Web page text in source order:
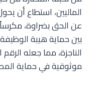
الماليين، استطاع أن
عن الحق بضراوة،
بين حماية هيبة
الناجزة، مما جعله
موثوقية في حماية